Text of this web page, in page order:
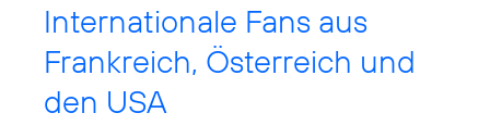
Internationale Fans aus
Frankreich, Österreich und
den USA